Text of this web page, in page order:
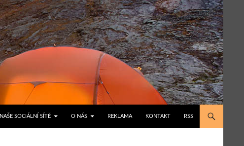
NAŠE SOCIÁLNÍ SÍTĚ O NÁS REKLAMA KONTAKT RSS